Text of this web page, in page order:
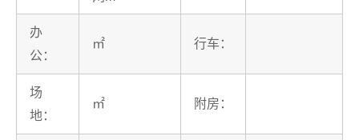
办
公：
㎡ 行车：
场
地：
㎡ 附房：